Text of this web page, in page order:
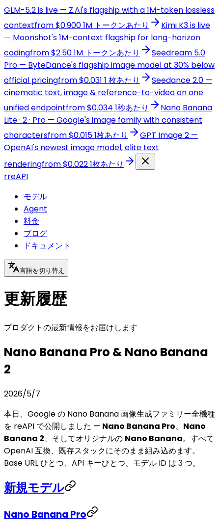
GLM-5.2 is live — Z.AI's flagship with a 1M-token lossless
contextfrom $0.900 1M トークンあたり
Kimi K3 is live
— Moonshot's 1M-context flagship for long-horizon
codingfrom $2.50 1M トークンあたり
Seedream 5.0
Pro — ByteDance's flagship image model at 30% below
official pricingfrom $0.031 1 枚あたり
Seedance 2.0 —
cinematic text, image & reference-to-video on one
unified endpointfrom $0.034 1秒あたり
Nano Banana
Lite · 2 · Pro — Google's image family with consistent
charactersfrom $0.015 1枚あたり
GPT Image 2 —
OpenAI's newest image model, elite text
renderingfrom $0.022 1枚あたり
rreAPI
モデル
Agent
料金
ブログ
ドキュメント
言語を切り替え
更新履歴
プロダクトの最新情報をお届けします
Nano Banana Pro & Nano Banana
2
2026/5/7
本日、Google の Nano Banana 画像生成ファミリー全機種
を reAPI で公開しました — Nano Banana Pro、 Nano
Banana 2、そしてオリジナルの Nano Banana。すべて
OpenAI 互換、既存スタックにそのまま組み込めます。
Base URL ひとつ、API キーひとつ、モデル ID は 3 つ。
新規モデル
Nano Banana Pro